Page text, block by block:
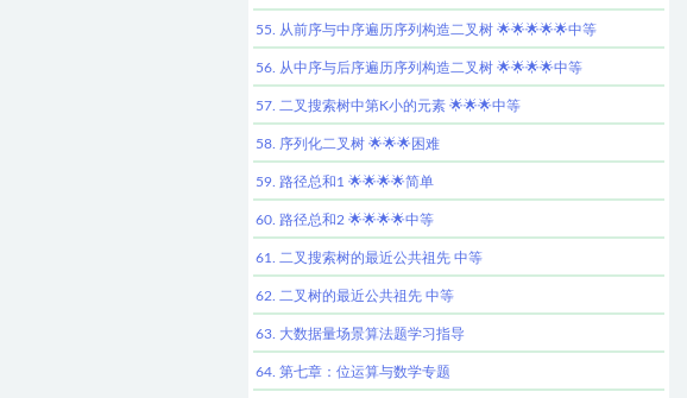
55. 从前序与中序遍历序列构造二叉树 🌟🌟🌟🌟🌟中等
56. 从中序与后序遍历序列构造二叉树 🌟🌟🌟🌟中等
57. 二叉搜索树中第K小的元素 🌟🌟🌟中等
58. 序列化二叉树 🌟🌟🌟困难
59. 路径总和1 🌟🌟🌟🌟简单
60. 路径总和2 🌟🌟🌟🌟中等
61. 二叉搜索树的最近公共祖先 中等
62. 二叉树的最近公共祖先 中等
63. 大数据量场景算法题学习指导
64. 第七章：位运算与数学专题